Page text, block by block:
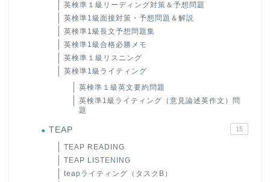
英検準１級リーディング対策＆予想問題
英検準1級面接対策・予想問題＆解説
英検準1級長文予想問題集
英検準1級合格必勝メモ
英検準１級リスニング
英検準1級ライティング
英検準１級英文要約問題
英検準1級ライティング（意見論述英作文）問
題
TEAP 15
TEAP READING
TEAP LISTENING
teapライティング（タスクB）